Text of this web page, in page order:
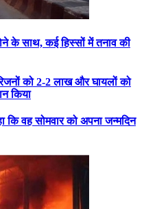
के साथ, कई हिस्सों में तनाव की
को 2-2 लाख और घायलों को
किया
कि वह सोमवार को अपना जन्मदिन